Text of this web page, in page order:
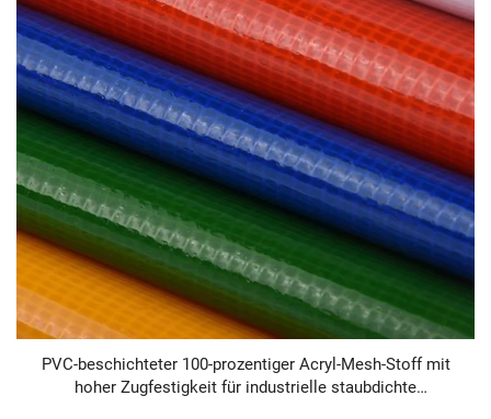
PVC-beschichteter 100-prozentiger Acryl-Mesh-Stoff mit
hoher Zugfestigkeit für industrielle staubdichte